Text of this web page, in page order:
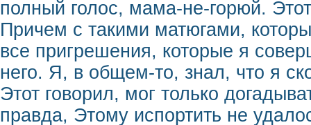
полный голос, мама-не-горюй.
Причем с такими матюгами,
все пригрешения, которые я
него. Я, в общем-то, знал, что я
Этот говорил, мог только
правда, Этому испортить не